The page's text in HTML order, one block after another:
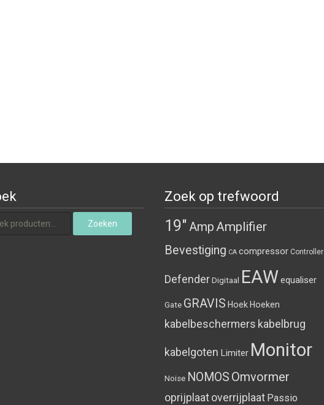
naar: Zoeken
Zoek op trefwoord
19"AmpAmplifier
Bevestiging CA compressor Controller
Defender Digitaal EAWequaliser
Gate GRAVIS Hoek Hoeken
kabelbeschermers kabelbrug
kabelgoten Limiter Monitor
Noise NOMOS Omvormer
oprijplaatoverrijplaat Passio